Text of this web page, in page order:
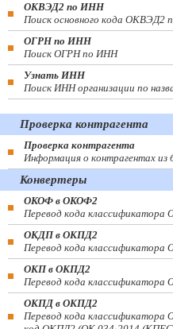
ОКВЭД2 по ИНН
Поиск основного кода ОКВЭД2
ОГРН по ИНН
Поиск ОГРН по ИНН
Узнать ИНН
Поиск ИНН организации по
Проверка контрагента
Проверка контрагента
Информация о контрагентах
Конвертеры
ОКОФ в ОКОФ2
Перевод кода
ОКДП в ОКПД2
Перевод кода
ОКП в ОКПД2
Перевод кода
ОКПД в ОКПД2
Перевод кода